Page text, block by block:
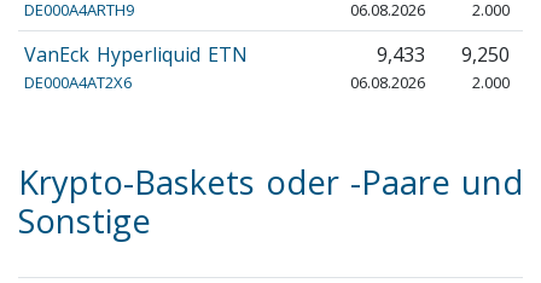
DE000A4ARTH9 06.08.2026 2.000
VanEck Hyperliquid ETN
DE000A4AT2X6
9,433
06.08.2026
9,250
2.000
Krypto-Baskets oder -Paare und
Sonstige